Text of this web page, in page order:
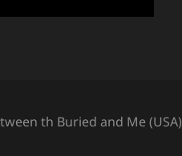
th Buried and Me (USA)